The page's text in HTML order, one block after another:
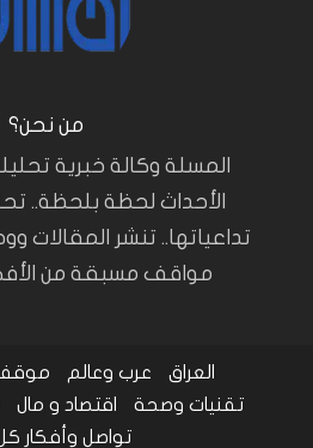
من نحن؟
المسلة وكالة خبرية
الأحداث لحظة بلحظة..
تداعياتها.. تنشر المقالات
مواقف مسبقة من
العراق عرب وعالم
تقنيات وصحة
اقتصاد و مال
تواصل وأفكار كل